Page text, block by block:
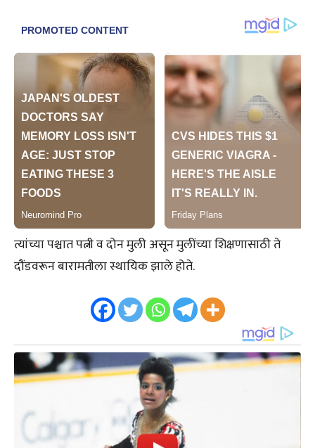
त्यांच्या पश्चात पत्नी व दोन मुली असून मुलींच्या शिक्षणासाठी ते
दौंडवरून बारामतीला स्थायिक झाले होते.